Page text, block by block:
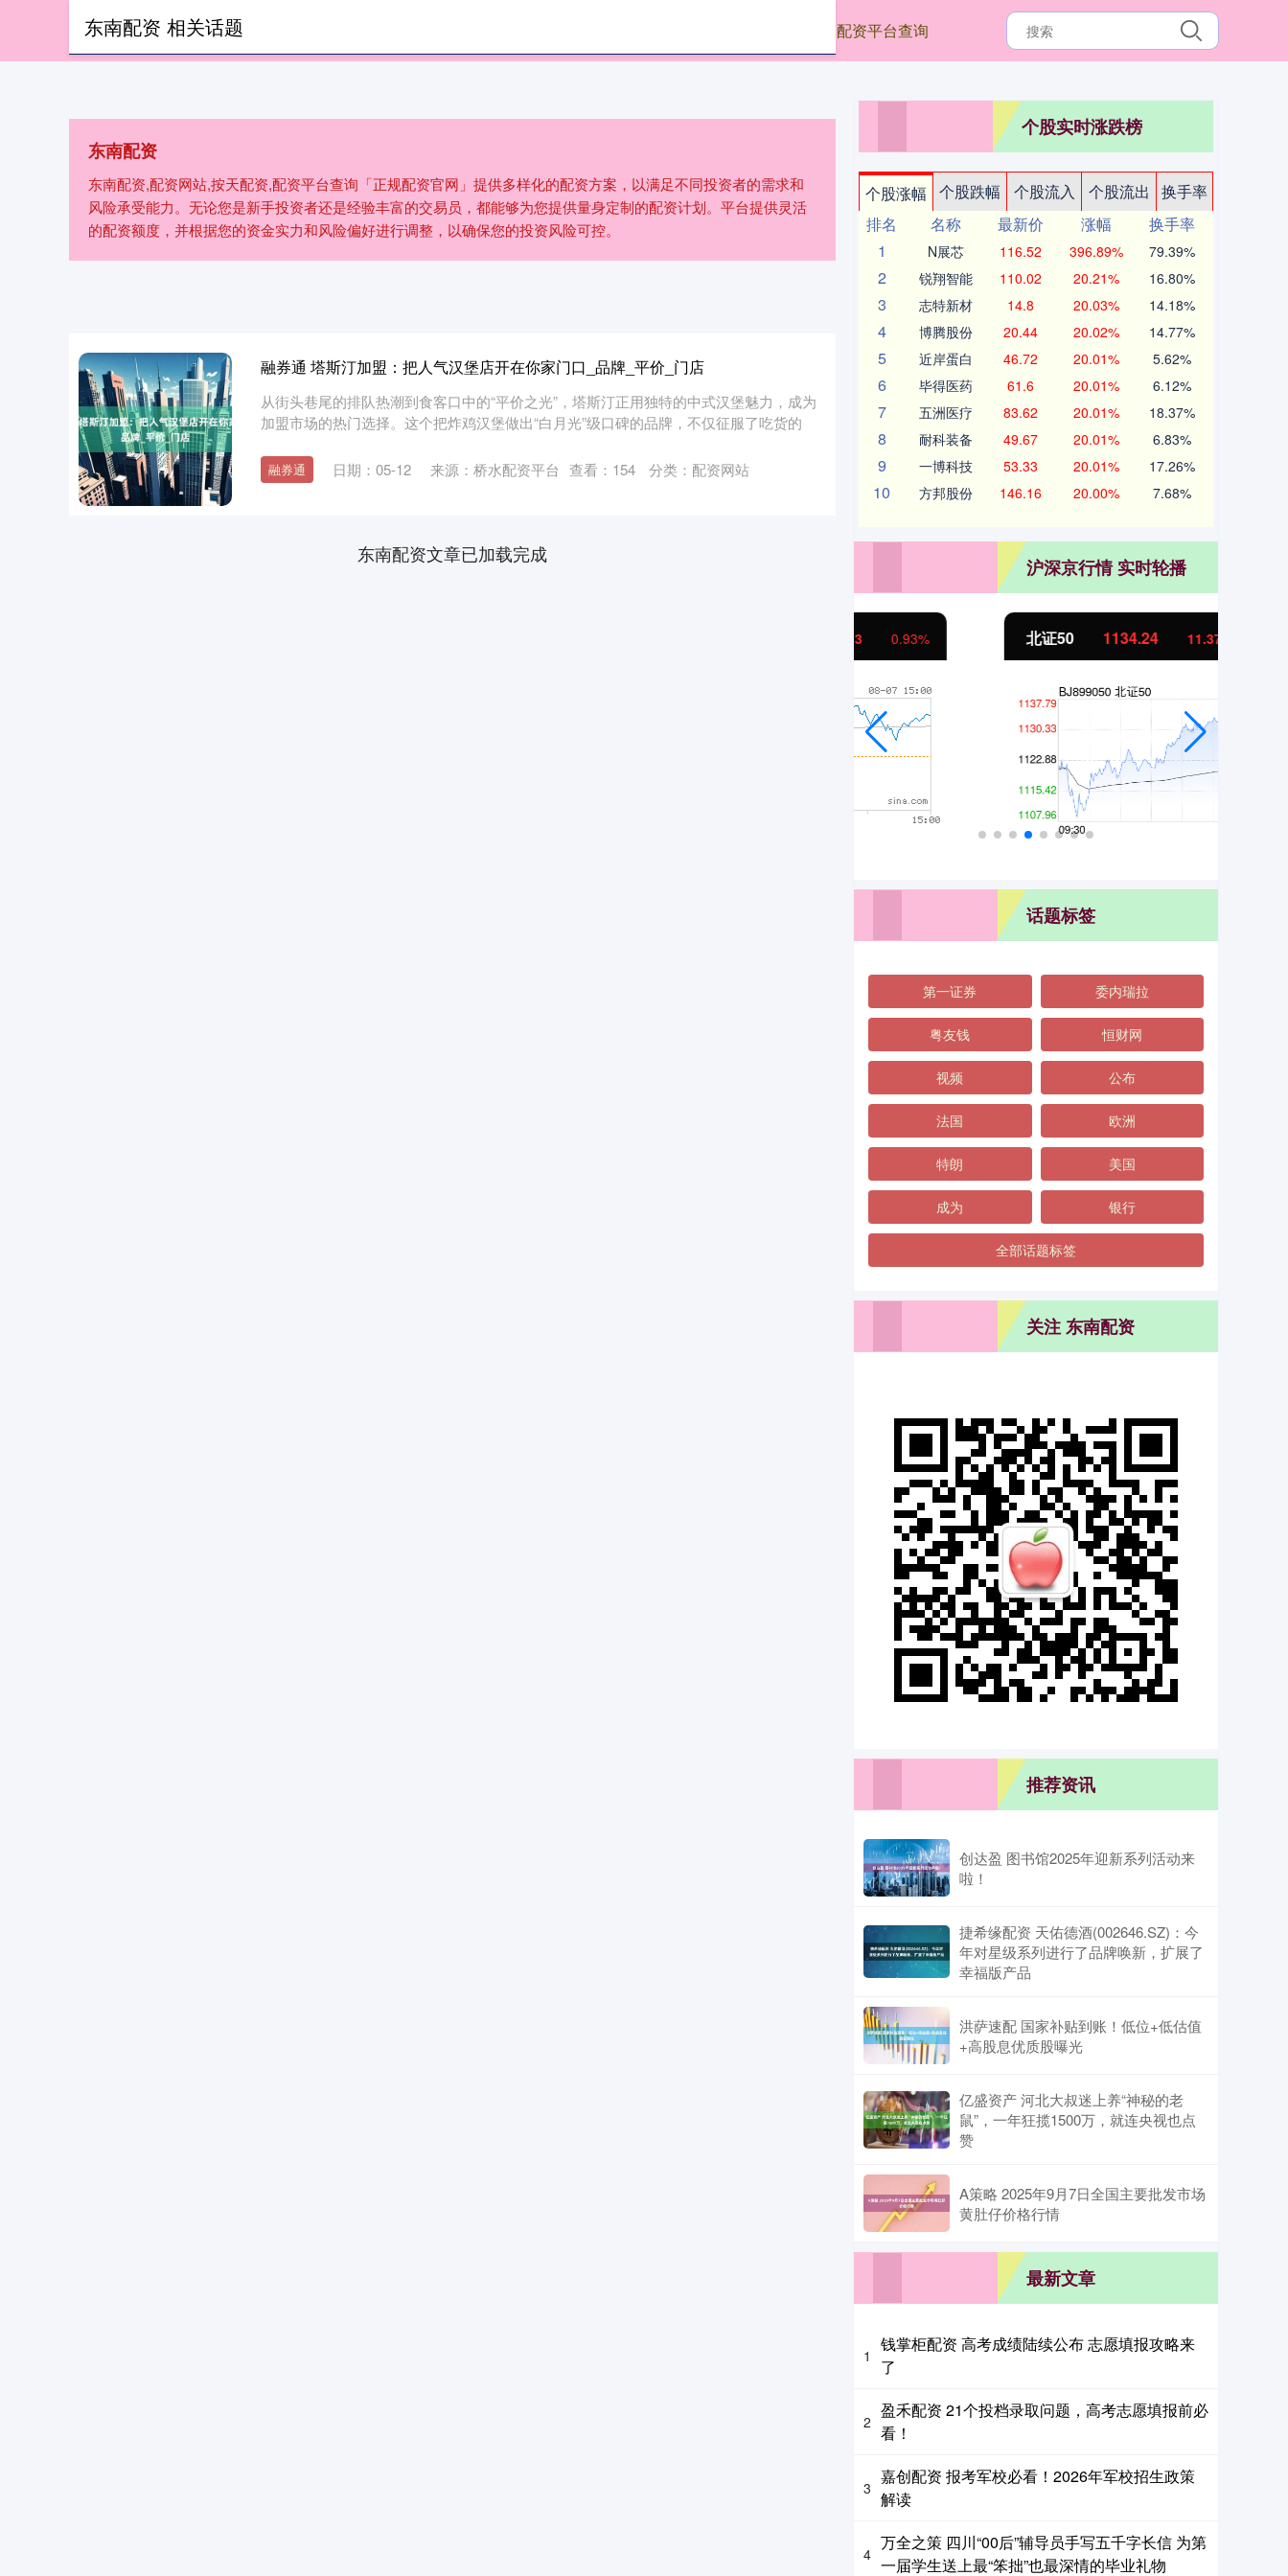
配资平台查询
东南配资
东南配资,配资网站,按天配资,配资平台查询「正规配资官网」提供多样化的配资方案，以满足不同投资者的需求和
风险承受能力。无论您是新手投资者还是经验丰富的交易员，都能够为您提供量身定制的配资计划。平台提供灵活
的配资额度，并根据您的资金实力和风险偏好进行调整，以确保您的投资风险可控。
东南配资 相关话题
融券通 塔斯汀加盟：把人气汉堡店开在你家门口_品牌_平价_门店
从街头巷尾的排队热潮到食客口中的“平价之光”，塔斯汀正用独特的中式汉堡魅力，成为
加盟市场的热门选择。这个把炸鸡汉堡做出“白月光”级口碑的品牌，不仅征服了吃货的
融券通 日期：05-12 来源：桥水配资平台 查看： 154 分类： 配资网站
东南配资文章已加载完成
个股实时涨跌榜
个股涨幅 个股跌幅 个股流入 个股流出
换手率
排名
名称 最新价 涨幅
换手率
1
N展芯 116.52 396.89% 79.39%
2 锐翔智能 110.02 20.21% 16.80%
3 志特新材 14.8 20.03% 14.18%
4 博腾股份 20.44 20.02% 14.77%
5 近岸蛋白 46.72 20.01% 5.62%
6 毕得医药 61.6 20.01% 6.12%
7 五洲医疗 83.62 20.01% 18.37%
8 耐科装备 49.67 20.01% 6.83%
9 一博科技 53.33 20.01% 17.26%
10 方邦股份 146.16 20.00% 7.68%
沪深京行情 实时轮播
北证50 1134.24 11.37 1.01%
话题标签
第一证券 委内瑞拉
粤友钱 恒财网
视频 公布
法国 欧洲
特朗 美国
成为 银行
全部话题标签
关注 东南配资
推荐资讯
创达盈 图书馆2025年迎新系列活动来
啦！
捷希缘配资 天佑德酒(002646.SZ)：今
年对星级系列进行了品牌唤新，扩展了
幸福版产品
洪萨速配 国家补贴到账！低位+低估值
+高股息优质股曝光
亿盛资产 河北大叔迷上养“神秘的老
鼠”，一年狂揽1500万，就连央视也点
赞
A策略 2025年9月7日全国主要批发市场
黄肚仔价格行情
最新文章
1
钱掌柜配资 高考成绩陆续公布 志愿填报攻略来
了
2
盈禾配资 21个投档录取问题，高考志愿填报前必
看！
3
嘉创配资 报考军校必看！2026年军校招生政策
解读
4
万全之策 四川“00后”辅导员手写五千字长信 为第
一届学生送上最“笨拙”也最深情的毕业礼物